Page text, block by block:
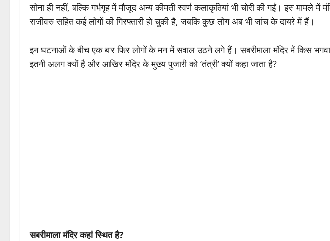
सोना ही नहीं, बल्कि गर्भगृह में मौजूद अन्य कीमती स्वर्ण कलाकृतियां भी चोरी की गईं। इस मामले में
राजीवरु सहित कई लोगों की गिरफ्तारी हो चुकी है, जबकि कुछ लोग अब भी जांच के दायरे में हैं।
इन घटनाओं के बीच एक बार फिर लोगों के मन में सवाल उठने लगे हैं। सबरीमाला मंदिर में किस
इतनी अलग क्यों है और आखिर मंदिर के मुख्य पुजारी को ‘तंत्री’ क्यों कहा जाता है?
सबरीमाला मंदिर कहां स्थित है?